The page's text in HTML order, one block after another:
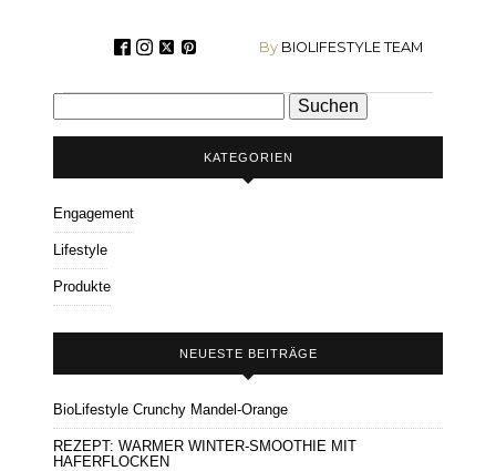
ByBIOLIFESTYLE TEAM
nach:
KATEGORIEN
Engagement
Lifestyle
Produkte
NEUESTE BEITRÄGE
BioLifestyle Crunchy Mandel-Orange
REZEPT: WARMER WINTER-SMOOTHIE MIT
HAFERFLOCKEN